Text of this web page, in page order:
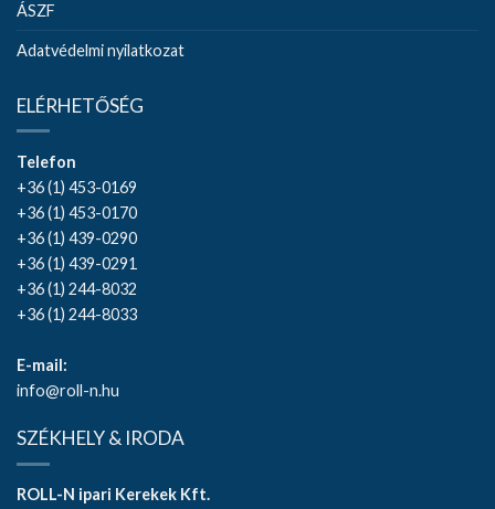
ÁSZF
Adatvédelmi nyilatkozat
ELÉRHETŐSÉG
Telefon
+36 (1) 453-0169
+36 (1) 453-0170
+36 (1) 439-0290
+36 (1) 439-0291
+36 (1) 244-8032
+36 (1) 244-8033
E-mail:
info@roll-n.hu
SZÉKHELY & IRODA
ROLL-N ipari Kerekek Kft.